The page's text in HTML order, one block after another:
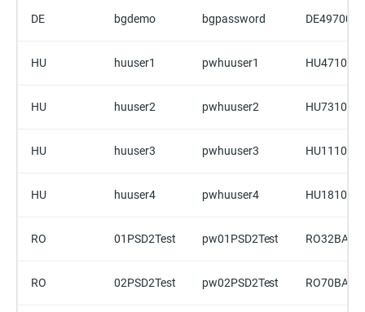
DE bgdemo bgpassword
HU huuser1 pwhuuser1
HU huuser2 pwhuuser2
HU huuser3 pwhuuser3
HU huuser4 pwhuuser4
RO 01PSD2Test pw01PSD2Test
RO 02PSD2Test pw02PSD2Test